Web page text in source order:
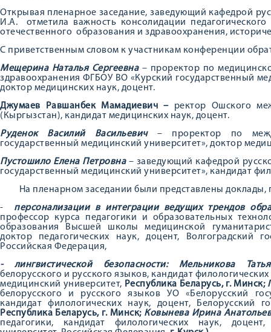
Открывая пленарное заседание, заведующий кафедрой
И.А. отметила важность консолидации
отечественного образования и здравоохранения,
С приветственным словом к участникам конференции
Мещерина Наталья Сергеевна – проректор по
здравоохранения ФГБОУ ВО «Курский государственный
доктор медицинских наук, доцент.
Джумаев Равшанбек Мамадиевич – ректор Ошского
(Кыргызстан), кандидат медицинских наук, доцент.
Руденок Василий Васильевич – проректор по
государственный медицинский университет», доктор
Пустошило Елена Петровна – заведующий кафедрой
государственный медицинский университет», кандидат
На пленарном заседании были представлены доклады,
- персонализации в интеграции ведущих трендов
профессор курса педагогики и образовательных
образования Высшей школы медицинской
доктор педагогических наук, доцент, Волгоградский
Российская Федерация,
- лингвистической безопасности: Мельникова
белорусского и русского языков, кандидат
медицинский университет, Республика Беларусь, г. Минск;
белорусского и русского языков УО «Белорусский
кандидат филологических наук, доцент, Белорусский
Республика Беларусь, г. Минск; Ковынева Ирина
педагогики, кандидат филологических наук,